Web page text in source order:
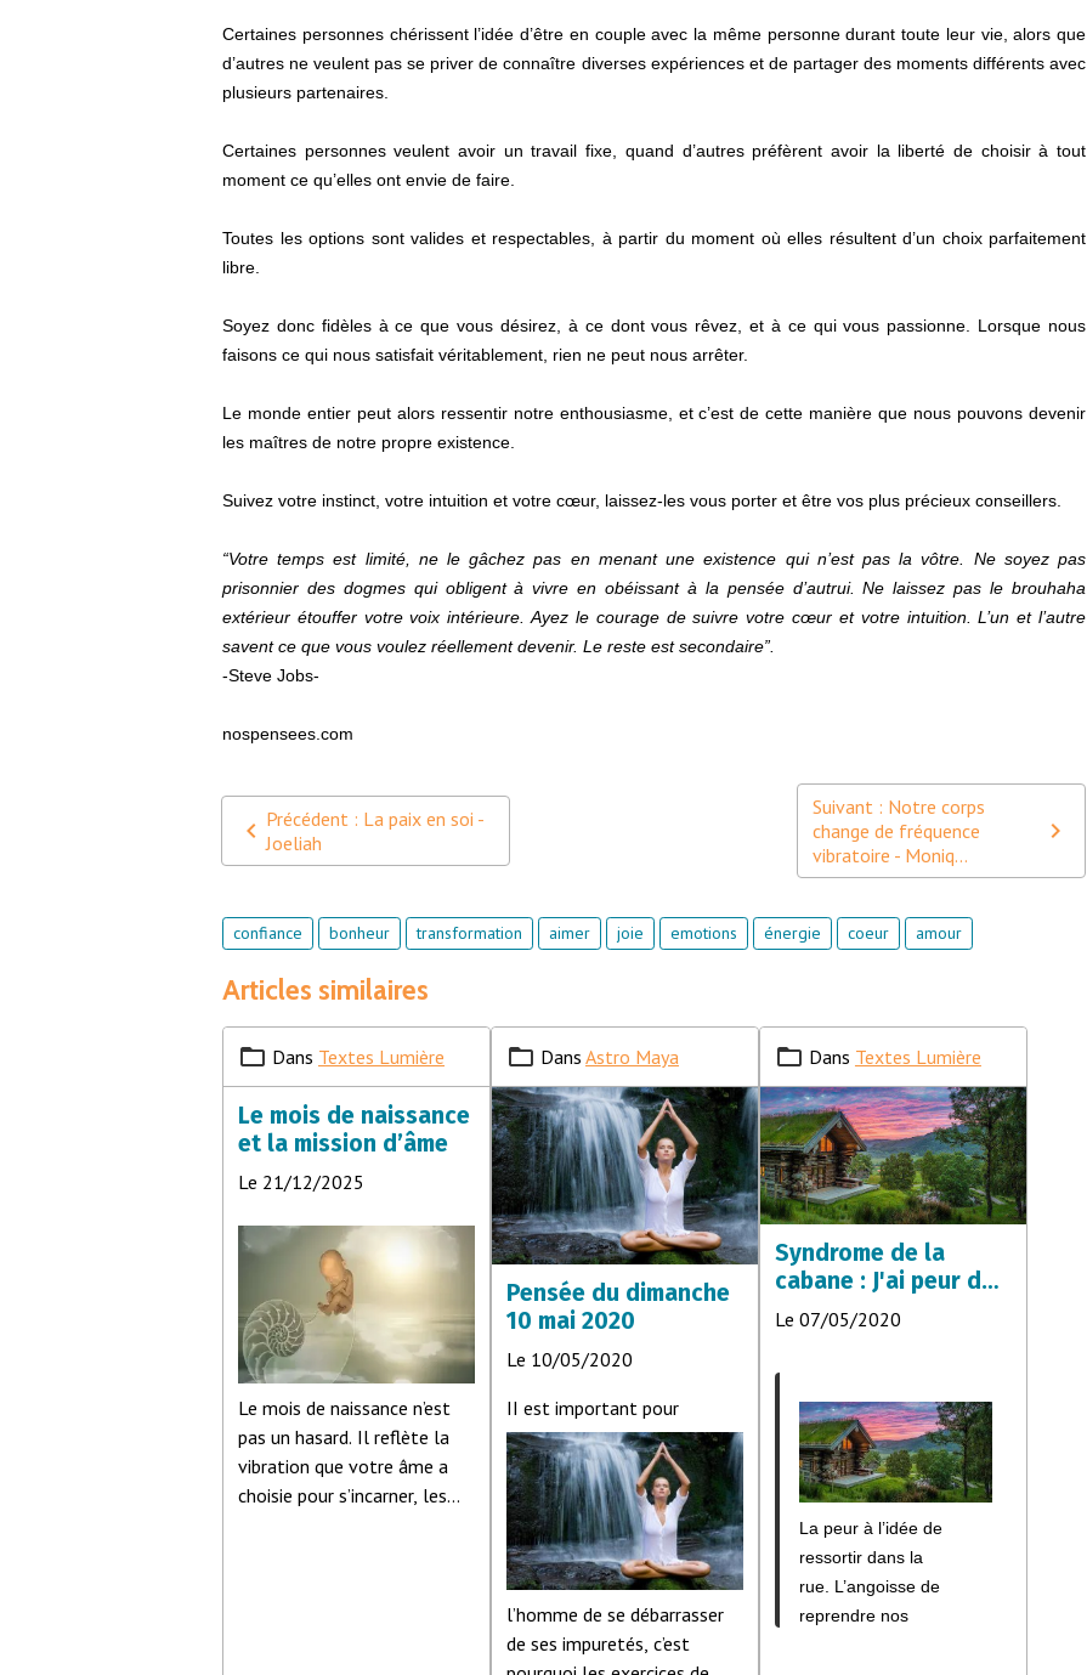
Certaines personnes chérissent l’idée d’être en couple avec la même personne durant toute leur vie, alors que
d’autres ne veulent pas se priver de connaître diverses expériences et de partager des moments différents avec
plusieurs partenaires.
Certaines personnes veulent avoir un travail fixe, quand d’autres préfèrent avoir la liberté de choisir à tout
moment ce qu’elles ont envie de faire.
Toutes les options sont valides et respectables, à partir du moment où elles résultent d’un choix parfaitement
libre.
Soyez donc fidèles à ce que vous désirez, à ce dont vous rêvez, et à ce qui vous passionne. Lorsque nous
faisons ce qui nous satisfait véritablement, rien ne peut nous arrêter.
Le monde entier peut alors ressentir notre enthousiasme, et c’est de cette manière que nous pouvons devenir
les maîtres de notre propre existence.
Suivez votre instinct, votre intuition et votre cœur, laissez-les vous porter et être vos plus précieux conseillers.
“Votre temps est limité, ne le gâchez pas en menant une existence qui n’est pas la vôtre. Ne soyez pas
prisonnier des dogmes qui obligent à vivre en obéissant à la pensée d’autrui. Ne laissez pas le brouhaha
extérieur étouffer votre voix intérieure. Ayez le courage de suivre votre cœur et votre intuition. L’un et l’autre
savent ce que vous voulez réellement devenir. Le reste est secondaire”.
-Steve Jobs-
nospensees.com
Précédent : La paix en soi -
Joeliah
Suivant : Notre corps
change de fréquence
vibratoire - Moniq...
confiance bonheur transformation aimer joie emotions énergie coeur amour
Articles similaires
Dans Textes Lumière
Le mois de naissance
et la mission d’âme
Le 21/12/2025
Le mois de naissance n’est
pas un hasard. Il reflète la
vibration que votre âme a
choisie pour s’incarner, les
Dans Astro Maya
Pensée du dimanche
10 mai 2020
Le 10/05/2020
II est important pour
l’homme de se débarrasser
de ses impuretés, c’est
Dans Textes Lumière
Syndrome de la
cabane : J'ai peur de
sortir après le
déconfinement
Le 07/05/2020
La peur à l’idée de
ressortir dans la
rue. L’angoisse de
reprendre nos